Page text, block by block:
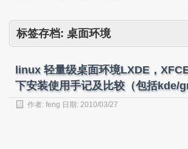
标签存档: 桌面环境
linux 轻量级桌面环境LXDE，
下安装使用手记及比较（包括kde/
作者: feng 日期: 2010/03/27